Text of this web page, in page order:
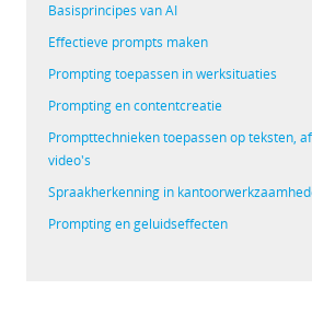
Basisprincipes van AI
Effectieve prompts maken
Prompting toepassen in werksituaties
Prompting en contentcreatie
Prompttechnieken toepassen op teksten,
video's
Spraakherkenning in
Prompting en geluidseffecten